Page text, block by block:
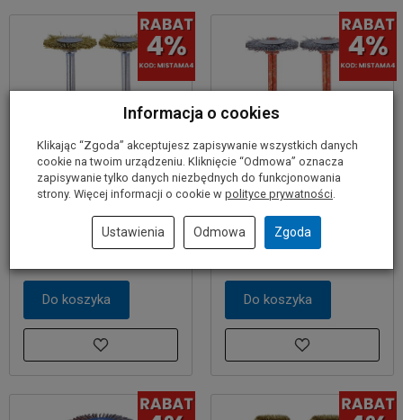
Szczotka z mosiądzu
19mm 535 DREMEL (2
Do koszyka
Szczotka ze stali
nierdzewnej 19mm 530
DREMEL (2 sztuki)
27,00 zł
Do koszyka
Informacja o cookies
Klikając “Zgoda” akceptujesz zapisywanie wszystkich danych
cookie na twoim urządzeniu. Kliknięcie “Odmowa” oznacza
zapisywanie tylko danych niezbędnych do funkcjonowania
strony. Więcej informacji o cookie w polityce prywatności.
Ustawienia Odmowa Zgoda